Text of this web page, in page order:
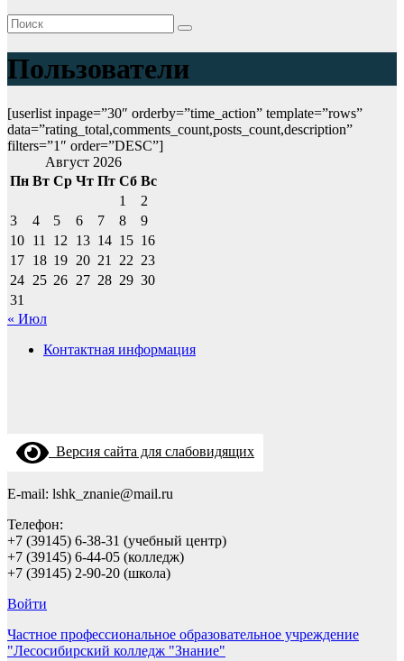
Пользователи
[userlist inpage=”30″ orderby=”time_action” template=”rows”
data=”rating_total,comments_count,posts_count,description”
filters=”1″ order=”DESC”]
Август 2026
Пн Вт Ср Чт Пт Сб Вс
1
2
3
4 5 6 7 8
9
10 11 12 13 14 15 16
17 18 19 20 21 22 23
24 25 26 27 28 29 30
31
« Июл
Контактная информация
Версия сайта для слабовидящих
E-mail: lshk_znanie@mail.ru
Телефон:
+7 (39145) 6-38-31 (учебный центр)
+7 (39145) 6-44-05 (колледж)
+7 (39145) 2-90-20 (школа)
Войти
Частное профессиональное образовательное учреждение
"Лесосибирский колледж "Знание"